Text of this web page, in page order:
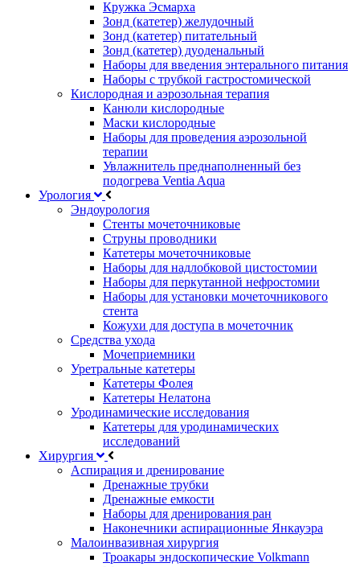
Кружка Эсмарха
Зонд (катетер) желудочный
Зонд (катетер) питательный
Зонд (катетер) дуоденальный
Наборы для введения энтерального питания
Наборы с трубкой гастростомической
Кислородная и аэрозольная терапия
Канюли кислородные
Маски кислородные
Наборы для проведения аэрозольной
терапии
Увлажнитель преднаполненный без
подогрева Ventia Aqua
Урология
Эндоурология
Стенты мочеточниковые
Струны проводники
Катетеры мочеточниковые
Наборы для надлобковой цистостомии
Наборы для перкутанной нефростомии
Наборы для установки мочеточникового
стента
Кожухи для доступа в мочеточник
Средства ухода
Мочеприемники
Уретральные катетеры
Катетеры Фолея
Катетеры Нелатона
Уродинамические исследования
Катетеры для уродинамических
исследований
Хирургия
Аспирация и дренирование
Дренажные трубки
Дренажные емкости
Наборы для дренирования ран
Наконечники аспирационные Янкауэра
Малоинвазивная хирургия
Троакары эндоскопические Volkmann